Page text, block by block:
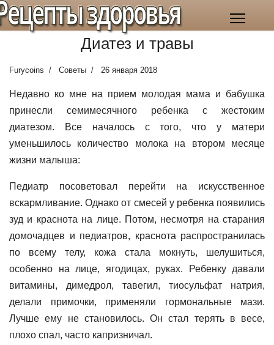
здоровья
Диатез и травы
Furycoins Советы 26 января 2018
Недавно ко мне на прием молодая мама и бабушка
принесли семимесячного ребенка с жестоким
диатезом. Все началось с того, что у матери
уменьшилось количество молока на втором месяце
жизни малыша:
Педиатр посоветовал перейти на искусственное
вскармливание. Однако от смесей у ребенка появились
зуд и краснота на лице. Потом, несмотря на старания
домочадцев и педиатров, краснота распространилась
по всему телу, кожа стала мокнуть, шелушиться,
особенно на лице, ягодицах, руках. Ребенку давали
витамины, димедрол, тавегил, тиосульфат натрия,
делали примочки, применяли гормональные мази.
Лучше ему не становилось. Он стал терять в весе,
плохо спал, часто капризничал.